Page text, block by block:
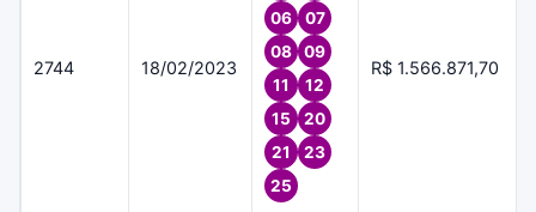
2744 18/02/2023
06
07
08
09
11
12
15
20
21
23
25
R$ 1.566.871,70